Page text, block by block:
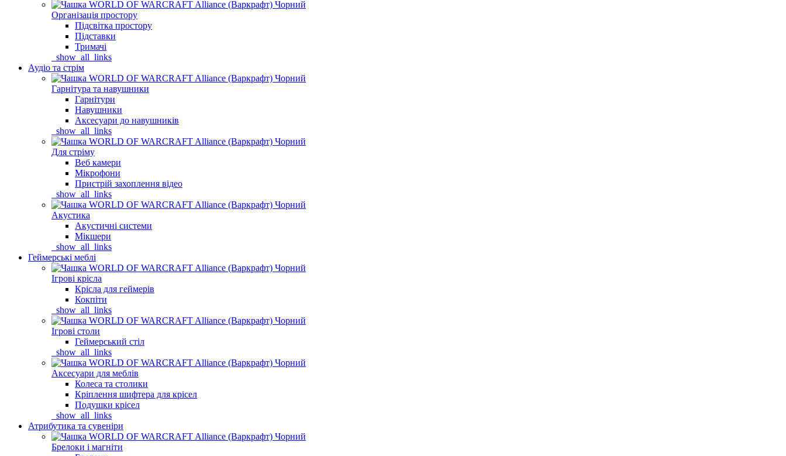
Організація простору
Підсвітка простору
Підставки
Тримачі
_show_all_links
Аудіо та стрім
Гарнітура та навушники
Гарнітури
Навушники
Аксесуари до навушників
_show_all_links
Для стріму
Веб камери
Мікрофони
Пристрій захоплення відео
_show_all_links
Акустика
Акустичні системи
Мікшери
_show_all_links
Геймерські меблі
Ігрові крісла
Крісла для геймерів
Кокпіти
_show_all_links
Ігрові столи
Геймерський стіл
_show_all_links
Аксесуари для меблів
Колеса та столики
Кріплення шифтера для крісел
Подушки крісел
_show_all_links
Атрибутика та сувеніри
Брелоки і магніти